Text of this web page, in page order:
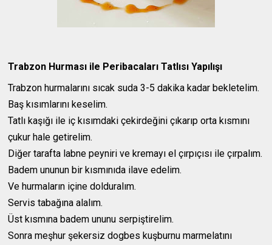
Trabzon Hurması ile Peribacaları Tatlısı Yapılışı
Trabzon hurmalarını sıcak suda 3-5 dakika kadar bekletelim.
Baş kısımlarını keselim.
Tatlı kaşığı ile iç kısımdaki çekirdeğini çıkarıp orta kısmını
çukur hale getirelim.
Diğer tarafta labne peyniri ve kremayı el çırpıçısı ile çırpalım.
Badem ununun bir kısmınıda ilave edelim.
Ve hurmaların içine dolduralım.
Servis tabağına alalım.
Üst kısmına badem ununu serpiştirelim.
Sonra meşhur şekersiz dogbes kuşburnu marmelatını